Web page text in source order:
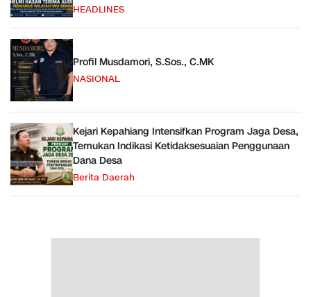
HEADLINES
Profil Musdamori, S.Sos., C.MK
NASIONAL
Kejari Kepahiang Intensifkan Program Jaga Desa,
Temukan Indikasi Ketidaksesuaian Penggunaan
Dana Desa
Berita Daerah